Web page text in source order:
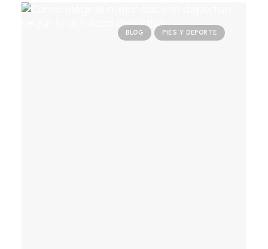
BLOG PIES Y DEPORTE